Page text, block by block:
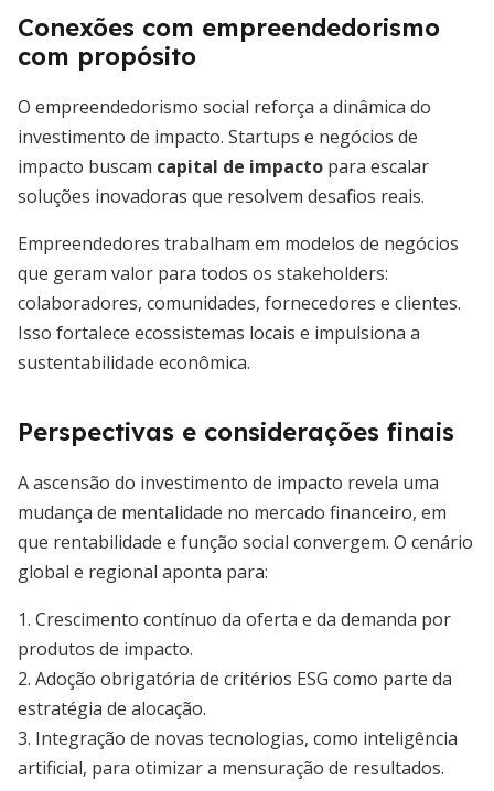
Conexões com empreendedorismo
com propósito
O empreendedorismo social reforça a dinâmica do
investimento de impacto. Startups e negócios de
impacto buscam capital de impacto para escalar
soluções inovadoras que resolvem desafios reais.
Empreendedores trabalham em modelos de negócios
que geram valor para todos os stakeholders:
colaboradores, comunidades, fornecedores e clientes.
Isso fortalece ecossistemas locais e impulsiona a
sustentabilidade econômica.
Perspectivas e considerações finais
A ascensão do investimento de impacto revela uma
mudança de mentalidade no mercado financeiro, em
que rentabilidade e função social convergem. O cenário
global e regional aponta para:
1. Crescimento contínuo da oferta e da demanda por
produtos de impacto.
2. Adoção obrigatória de critérios ESG como parte da
estratégia de alocação.
3. Integração de novas tecnologias, como inteligência
artificial, para otimizar a mensuração de resultados.